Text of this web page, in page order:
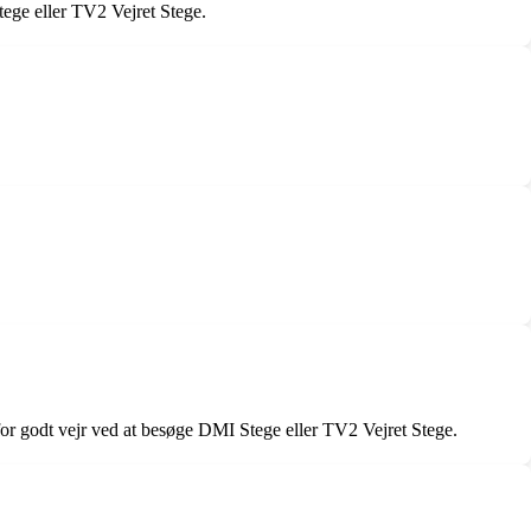
eller TV2 Vejret Stege.
godt vejr ved at besøge DMI Stege eller TV2 Vejret Stege.